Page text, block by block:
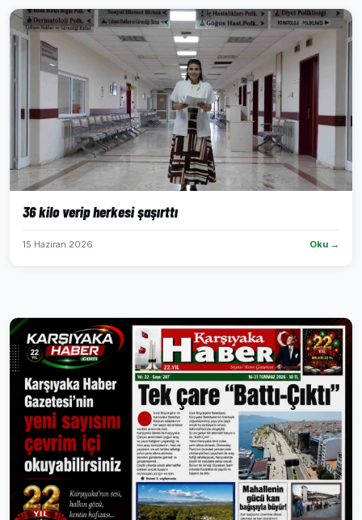
36 kilo verip herkesi şaşırttı
15 Haziran 2026 Oku →